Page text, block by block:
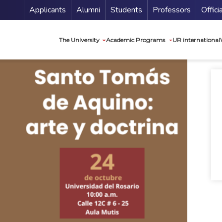
Menu Secundario
Applicants Alumni Students Professors
The University Academic Programs UR international